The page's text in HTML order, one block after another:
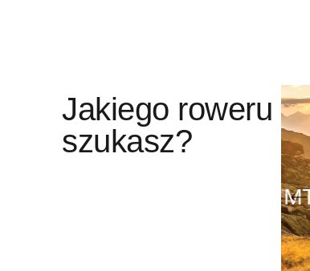
Jakiego roweru
szukasz?